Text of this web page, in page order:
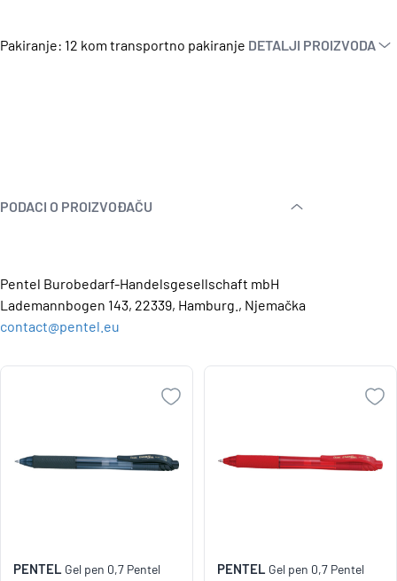
Pakiranje: 12 kom transportno pakiranje DETALJI PROIZVODA
PODACI O PROIZVOĐAČU
Pentel Burobedarf-Handelsgesellschaft mbH
Lademannbogen 143, 22339, Hamburg., Njemačka
contact@pentel.eu
PENTEL Gel pen 0,7 Pentel
PENTEL Gel pen 0,7 Pentel